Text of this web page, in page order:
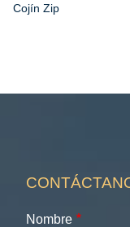
Cojín Zip
Nombre